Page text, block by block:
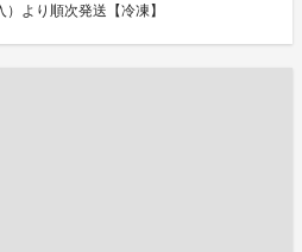
より順次発送【冷凍】